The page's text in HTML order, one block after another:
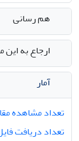
هم رسانی
ارجاع به این
آمار
تعداد مشاهده
تعداد دریافت